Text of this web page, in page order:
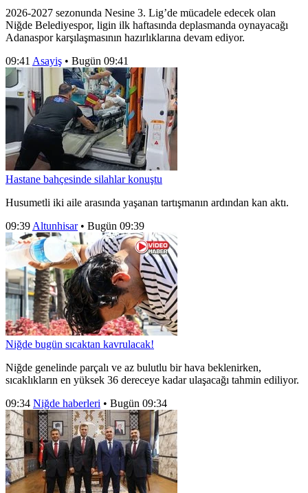
2026-2027 sezonunda Nesine 3. Lig’de mücadele edecek olan
Niğde Belediyespor, ligin ilk haftasında deplasmanda oynayacağı
Adanaspor karşılaşmasının hazırlıklarına devam ediyor.
09:41 Asayiş • Bugün 09:41
Hastane bahçesinde silahlar konuştu
Husumetli iki aile arasında yaşanan tartışmanın ardından kan aktı.
09:39 Altunhisar• Bugün 09:39
Niğde bugün sıcaktan kavrulacak!
Niğde genelinde parçalı ve az bulutlu bir hava beklenirken,
sıcaklıkların en yüksek 36 dereceye kadar ulaşacağı tahmin ediliyor.
09:34 Niğde haberleri • Bugün 09:34